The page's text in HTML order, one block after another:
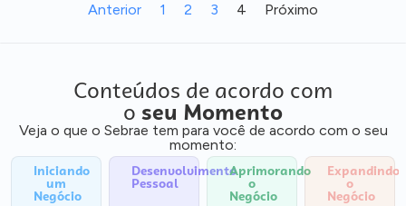
Anterior 1 2 3 4 Próximo
Conteúdos de acordo com
o seu Momento
Veja o que o Sebrae tem para você de acordo com o seu
momento:
Iniciando
um
Negócio
Desenvolvimento
Pessoal
Aprimorando
o
Negócio
Expandindo
o
Negócio